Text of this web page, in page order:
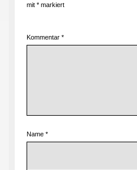
mit * markiert
Kommentar *
Name *